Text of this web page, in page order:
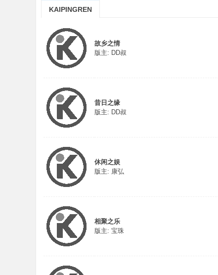
KAIPINGREN
故乡之情
版主: DD叔
昔日之缘
版主: DD叔
休闲之娱
版主: 康弘
相聚之乐
版主: 宝珠